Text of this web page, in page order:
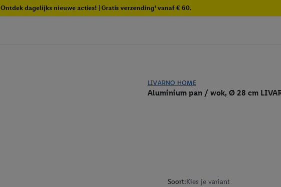
Ontdek dagelijks nieuwe acties! | Gratis verzending¹ vanaf € 60.
LIVARNO HOME
Aluminium pan / wok, Ø 28 cm
Soort:Kies je variant